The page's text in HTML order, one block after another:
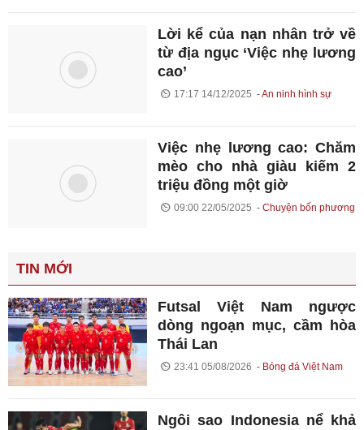
Lời kể của nạn nhân trở về
từ địa ngục ‘Việc nhẹ lương
cao’
17:17 14/12/2025 An ninh hình sự
Việc nhẹ lương cao: Chăm
mèo cho nhà giàu kiếm 2
triệu đồng một giờ
09:00 22/05/2025 Chuyện bốn phương
TIN MỚI
Futsal Việt Nam ngược
dòng ngoạn mục, cầm hòa
Thái Lan
23:41 05/08/2026 Bóng đá Việt Nam
Ngôi sao Indonesia nể khả